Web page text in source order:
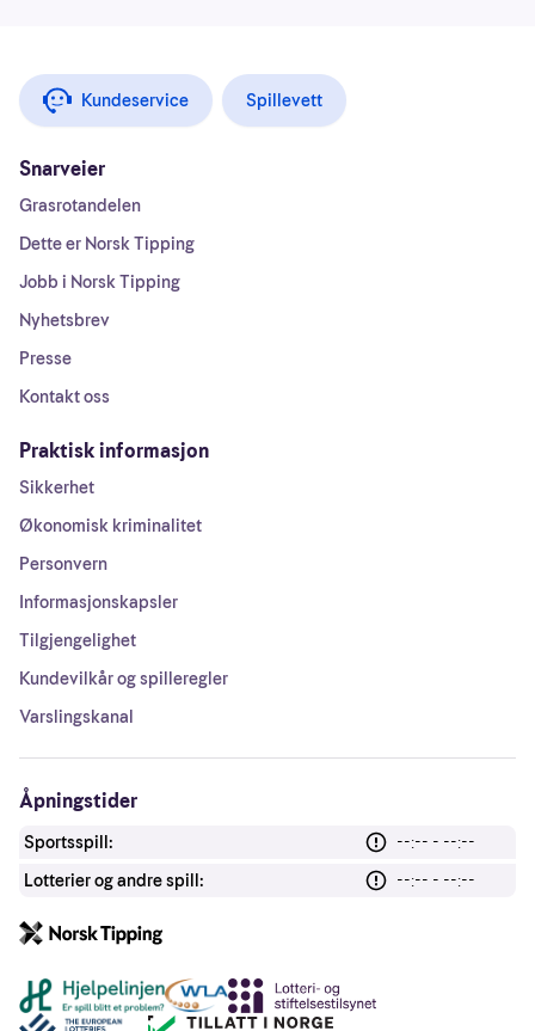
Kundeservice Spillevett
Snarveier
Grasrotandelen
Dette er Norsk Tipping
Jobb i Norsk Tipping
Nyhetsbrev
Presse
Kontakt oss
Praktisk informasjon
Sikkerhet
Økonomisk kriminalitet
Personvern
Informasjonskapsler
Tilgjengelighet
Kundevilkår og spilleregler
Varslingskanal
Åpningstider
Sportsspill:
--:-- - --:--
Lotterier og andre spill:
--:-- - --:--
Andre lenker